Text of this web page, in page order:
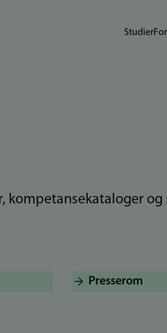
Studier
kompetansekataloger
Presserom